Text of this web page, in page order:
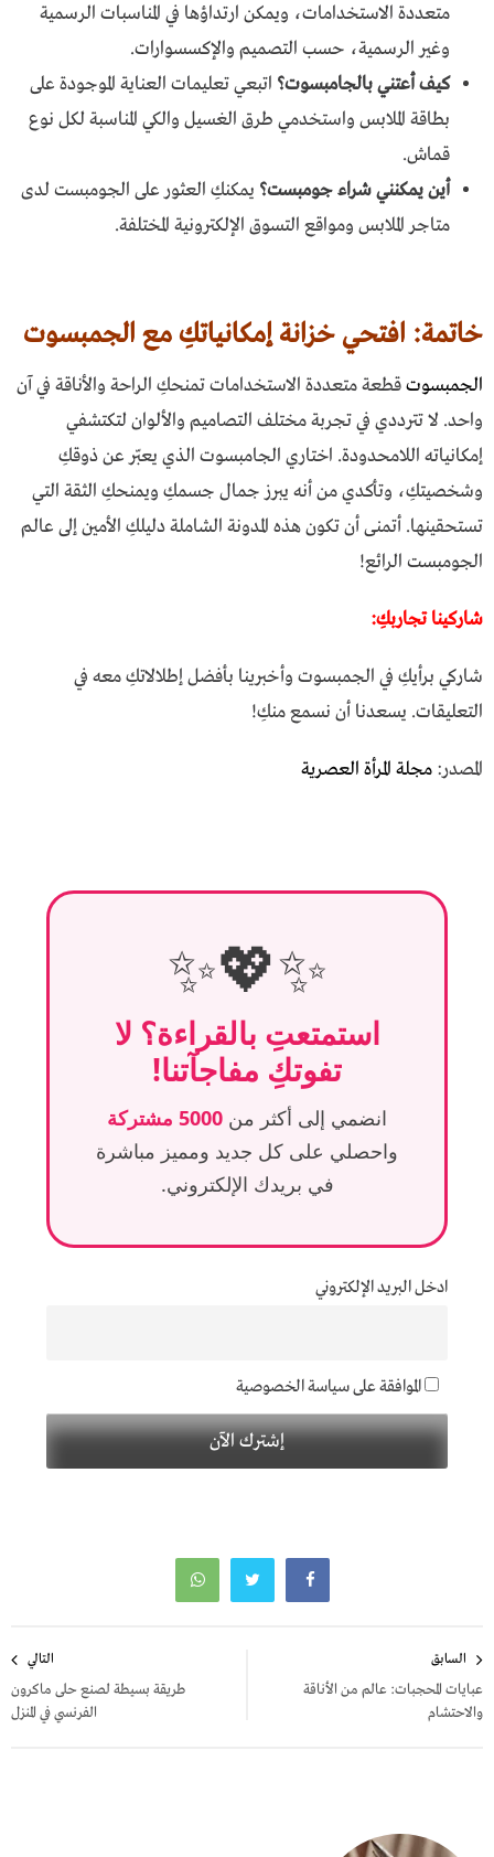
متعددة الاستخدامات، ويمكن ارتداؤها في المناسبات الرسمية
وغير الرسمية، حسب التصميم والإكسسوارات.
كيف أعتني بالجامبسوت؟ اتبعي تعليمات العناية الموجودة على
بطاقة الملابس واستخدمي طرق الغسيل والكي المناسبة لكل نوع
قماش.
أين يمكنني شراء جومبست؟ يمكنكِ العثور على الجومبست لدى
متاجر الملابس ومواقع التسوق الإلكترونية المختلفة.
خاتمة: افتحي خزانة إمكانياتكِ مع الجمبسوت
الجمبسوتقطعة متعددة الاستخدامات تمنحكِ الراحة والأناقة في آن
واحد. لا تترددي في تجربة مختلف التصاميم والألوان لتكتشفي
إمكانياته اللامحدودة. اختاري الجامبسوت الذي يعبّر عن ذوقكِ
وشخصيتكِ، وتأكدي من أنه يبرز جمال جسمكِ ويمنحكِ الثقة التي
تستحقينها. أتمنى أن تكون هذه المدونة الشاملة دليلكِ الأمين إلى عالم
الجومبست الرائع!
شاركينا تجاربكِ:
شاركي برأيكِ في الجمبسوت وأخبرينا بأفضل إطلالاتكِ معه في
التعليقات. يسعدنا أن نسمع منكِ!
المصدر: مجلة المرأة العصرية
✨💖✨
استمتعتِ بالقراءة؟ لا
تفوتكِ مفاجآتنا!
انضمي إلى أكثر من 5000 مشتركة
واحصلي على كل جديد ومميز مباشرة
في بريدك الإلكتروني.
ادخل البريد الإلكتروني
الموافقة على سياسة الخصوصية
المقالات
السابق
عبايات المحجبات: عالم من الأناقة
والاحتشام
التالي
طريقة بسيطة لصنع حلى ماكرون
الفرنسي في المنزل